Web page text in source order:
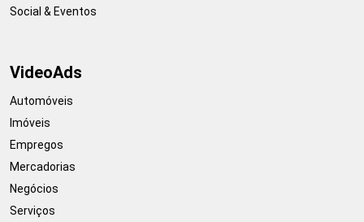
Social & Eventos
VideoAds
Automóveis
Imóveis
Empregos
Mercadorias
Negócios
Serviços